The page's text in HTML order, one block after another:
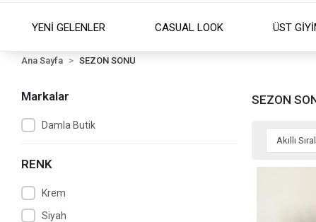
YENİ GELENLER CASUAL LOOK ÜST
Ana Sayfa SEZON SONU
Markalar
Damla Butik
RENK
Krem
Siyah
SEZON